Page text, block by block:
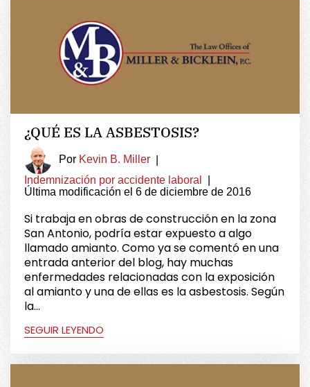
¿QUÉ ES LA ASBESTOSIS?
Por Kevin B. Miller
Indemnización por accidente laboral
Última modificación el 6 de diciembre de 2016
Si trabaja en obras de construcción en la zona
San Antonio, podría estar expuesto a algo
llamado amianto. Como ya se comentó en una
entrada anterior del blog, hay muchas
enfermedades relacionadas con la exposición
al amianto y una de ellas es la asbestosis. Según
la...
SEGUIR LEYENDO